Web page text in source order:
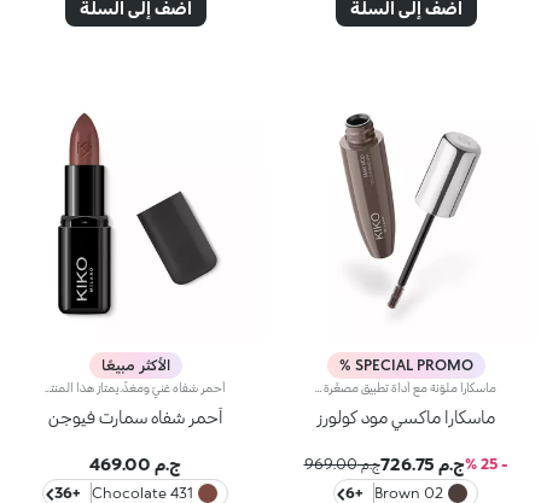
أضف إلى السلة أضف إلى السلة
SPECIAL PROMO %
ماسكارا ماكسي مود كولورز
- 25 % ج.م 726.75
ج.م 969.00
02 Brown
+6
الأكثر مبيعًا
أحمر شفاه سمارت فيوجن
ج.م 469.00
431 Chocolate
+36